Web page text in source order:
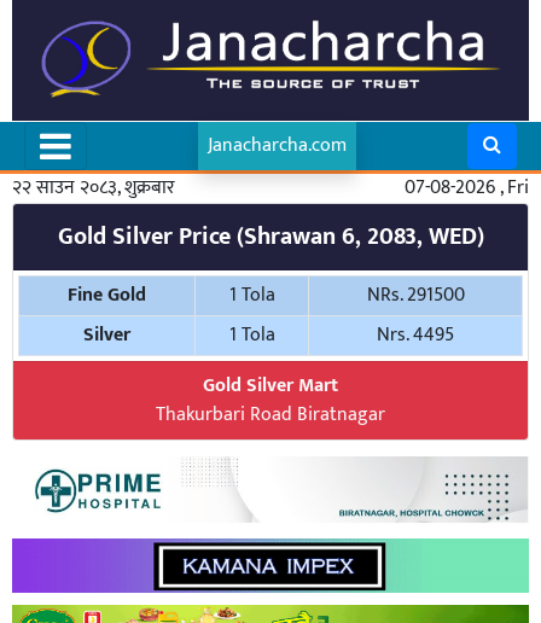
Janacharcha.com
२२ साउन २०८३, शुक्रबार
07-08-2026 , Fri
Gold Silver Price (Shrawan 6, 2083, WED)
Fine Gold 1 Tola
NRs. 291500
Silver
1 Tola
Nrs. 4495
Gold Silver Mart
Thakurbari Road Biratnagar